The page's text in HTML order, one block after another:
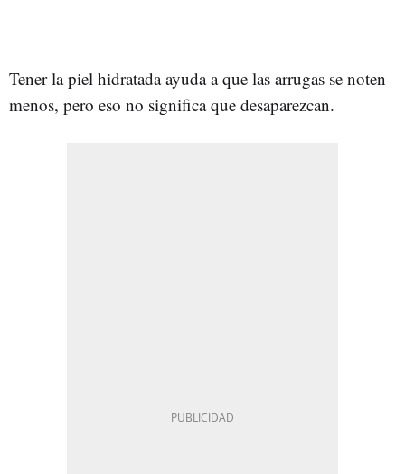
Tener la piel hidratada ayuda a que las arrugas se noten
menos, pero eso no significa que desaparezcan.